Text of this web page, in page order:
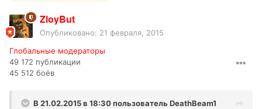
ZloyBut
Опубликовано: 21 февраля, 2015
Глобальные модераторы
49 172 публикации
45 512 боёв
В 21.02.2015 в 18:30 пользователь DeathBeam1